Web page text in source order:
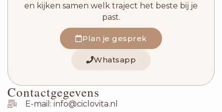
en kijken samen welk traject het beste bij je
past.
Plan je gesprek
Whatsapp
Contactgegevens
E-mail: info@ciclovita.nl